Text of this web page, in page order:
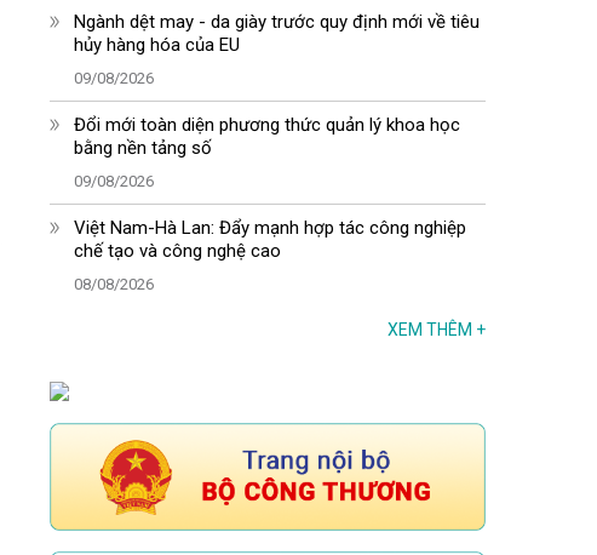
Ngành dệt may - da giày trước quy định mới về tiêu
hủy hàng hóa của EU
09/08/2026
Đổi mới toàn diện phương thức quản lý khoa học
bằng nền tảng số
09/08/2026
Việt Nam-Hà Lan: Đẩy mạnh hợp tác công nghiệp
chế tạo và công nghệ cao
08/08/2026
XEM THÊM +